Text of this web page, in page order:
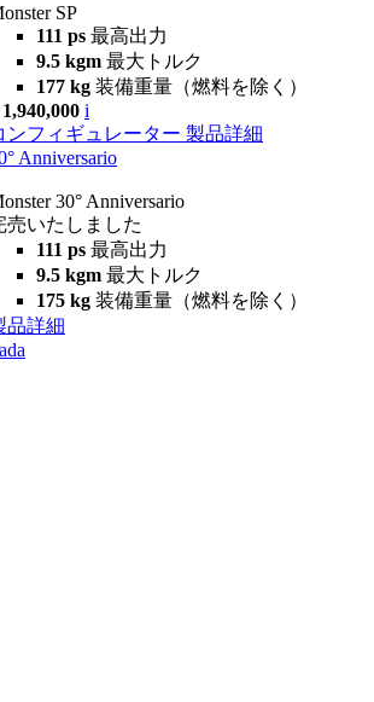
SP
111 ps 最高出力
9.5 kgm 最大トルク
177 kg 装備重量（燃料を除く）
i
ンフィギュレーター 製品詳細
Anniversario
30° Anniversario
売いたしました
111 ps 最高出力
9.5 kgm 最大トルク
175 kg 装備重量（燃料を除く）
品詳細